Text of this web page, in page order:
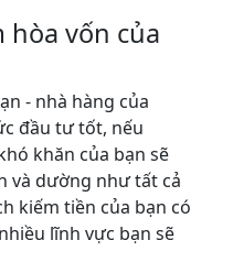
hòa vốn của
- nhà hàng của
đầu tư tốt, nếu
khăn của bạn sẽ
và dường như tất cả
kiếm tiền của bạn có
lĩnh vực bạn sẽ